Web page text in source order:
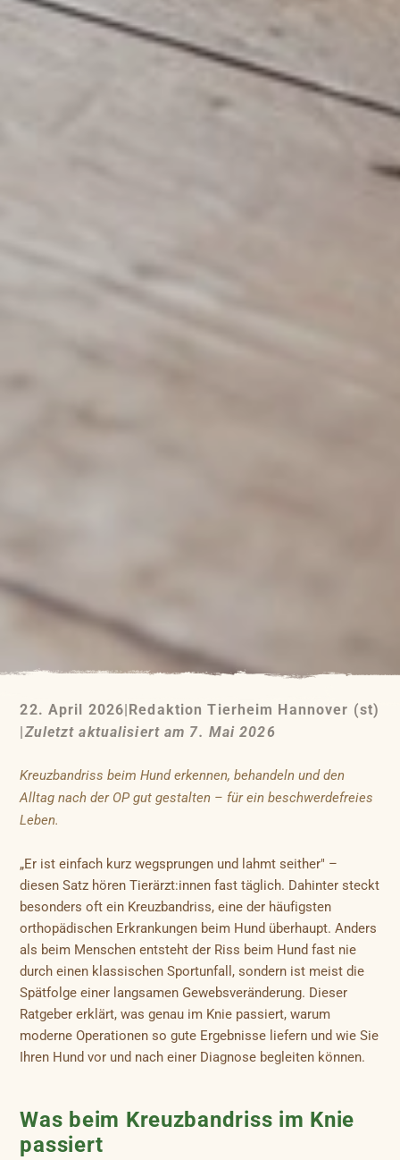
22. April 2026|Redaktion Tierheim Hannover (st)
|Zuletzt aktualisiert am 7. Mai 2026
Kreuzbandriss beim Hund erkennen, behandeln und den
Alltag nach der OP gut gestalten – für ein beschwerdefreies
Leben.
„Er ist einfach kurz wegsprungen und lahmt seither" –
diesen Satz hören Tierärzt:innen fast täglich. Dahinter steckt
besonders oft ein Kreuzbandriss, eine der häufigsten
orthopädischen Erkrankungen beim Hund überhaupt. Anders
als beim Menschen entsteht der Riss beim Hund fast nie
durch einen klassischen Sportunfall, sondern ist meist die
Spätfolge einer langsamen Gewebsveränderung. Dieser
Ratgeber erklärt, was genau im Knie passiert, warum
moderne Operationen so gute Ergebnisse liefern und wie Sie
Ihren Hund vor und nach einer Diagnose begleiten können.
Was beim Kreuzbandriss im Knie
passiert